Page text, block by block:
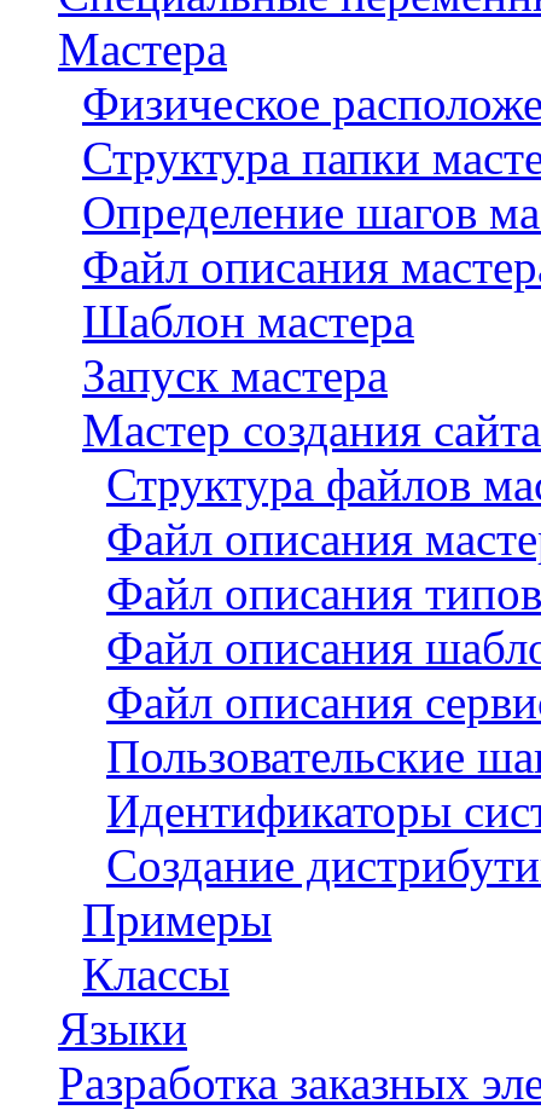
Мастера
Физическое
Структура папки
Определение шагов
Файл описания
Шаблон мастера
Запуск мастера
Мастер создания сайта
Структура файлов
Файл описания
Файл описания
Файл описания
Файл описания
Пользовательские
Идентификаторы
Создание
Примеры
Классы
Языки
Разработка заказных